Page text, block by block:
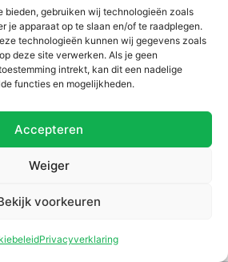
bieden, gebruiken wij technologieën zoals
je apparaat op te slaan en/of te raadplegen.
technologieën kunnen wij gegevens zoals
deze site verwerken. Als je geen
intrekt, kan dit een nadelige
functies en mogelijkheden.
Accepteren
Weiger
voorkeuren
Privacyverklaring